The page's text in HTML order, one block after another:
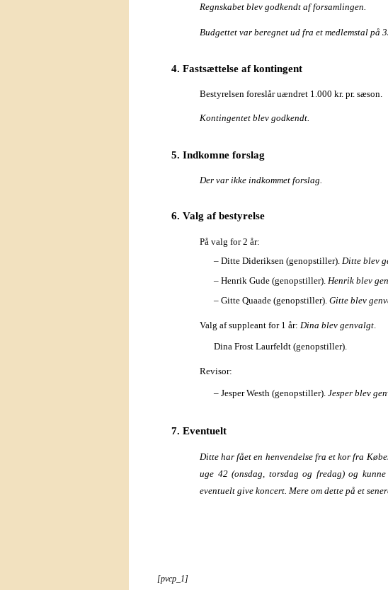
Regnskabet blev godkendt af forsamlingen.
Budgettet var beregnet ud fra et medlemstal på
4. Fastsættelse af kontingent
Bestyrelsen foreslår uændret 1.000 kr. pr. sæson.
Kontingentet blev godkendt.
5. Indkomne forslag
Der var ikke indkommet forslag.
6. Valg af bestyrelse
På valg for 2 år:
– Ditte Dideriksen (genopstiller). Ditte blev
– Henrik Gude (genopstiller). Henrik blev
– Gitte Quaade (genopstiller). Gitte blev
Valg af suppleant for 1 år: Dina blev genvalgt
Dina Frost Laurfeldt (genopstiller).
Revisor:
– Jesper Westh (genopstiller). Jesper blev
7. Eventuelt
Ditte har fået en henvendelse fra et kor fra
uge 42 (onsdag, torsdag og fredag) og
eventuelt give koncert. Mere om dette på et
[pvcp_1]